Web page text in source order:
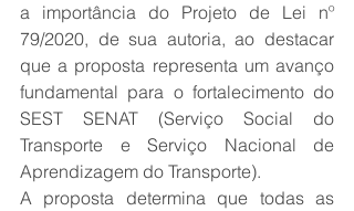
a importância do Projeto de Lei nº
79/2020, de sua autoria, ao destacar
que a proposta representa um avanço
fundamental para o fortalecimento do
SEST SENAT (Serviço Social do
Transporte e Serviço Nacional de
Aprendizagem do Transporte).
A proposta determina que todas as